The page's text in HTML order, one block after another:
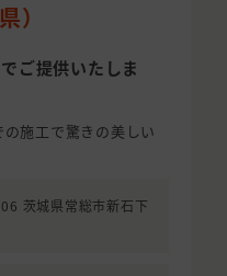
）
ご提供いたしま
施工で驚きの美しい
茨城県常総市新石下